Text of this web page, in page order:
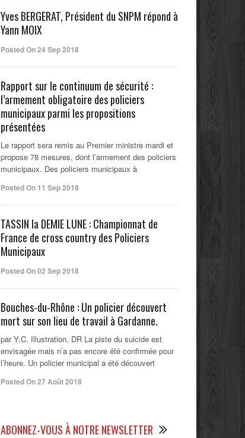
Yves BERGERAT, Président du SNPM répond à
Yann MOIX
Posted On 24 Sep 2018
Rapport sur le continuum de sécurité :
l’armement obligatoire des policiers
municipaux parmi les propositions
présentées
Le rapport sera remis au Premier ministre mardi et
propose 78 mesures, dont l’armement des policiers
municipaux. Des policiers municipaux à
Posted On 11 Sep 2018
TASSIN la DEMIE LUNE : Championnat de
France de cross country des Policiers
Municipaux
Posted On 02 Sep 2018
Bouches-du-Rhône : Un policier découvert
mort sur son lieu de travail à Gardanne.
par Y.C. Illustration. DR La piste du suicide est
envisagée mais n’a pas encore été confirmée pour
l’heure. Un policier municipal a été découvert
Posted On 27 Août 2018
ABONNEZ-VOUS À NOTRE NEWSLETTER